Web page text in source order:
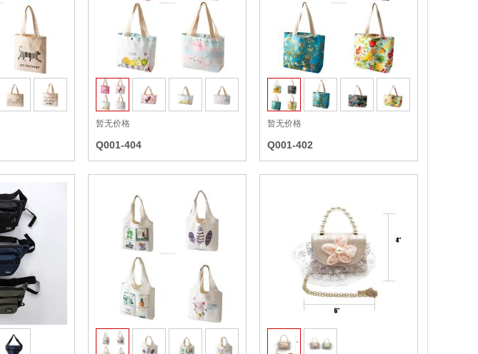
收藏 收藏
暂无价格
Q001-404
暂无价格
Q001-402
收藏